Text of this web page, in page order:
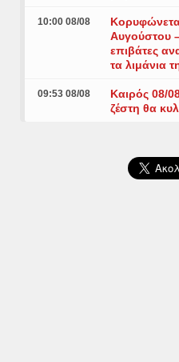
10:00 08/08
Αυγούστου
επιβάτες
τα λιμάνια
09:53 08/08
Καιρός 08/
ζέστη θα